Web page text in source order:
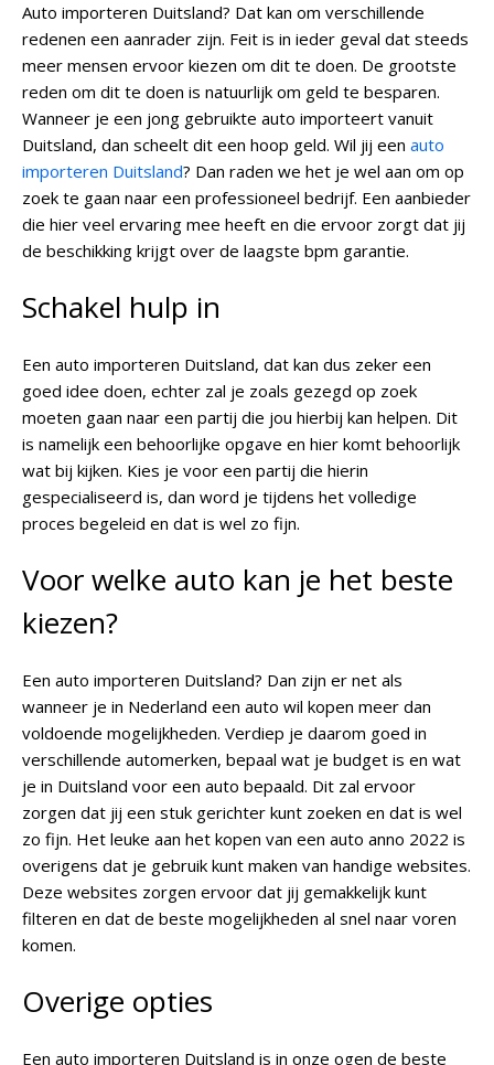
Auto importeren Duitsland? Dat kan om verschillende
redenen een aanrader zijn. Feit is in ieder geval dat steeds
meer mensen ervoor kiezen om dit te doen. De grootste
reden om dit te doen is natuurlijk om geld te besparen.
Wanneer je een jong gebruikte auto importeert vanuit
Duitsland, dan scheelt dit een hoop geld. Wil jij een auto
importeren Duitsland? Dan raden we het je wel aan om op
zoek te gaan naar een professioneel bedrijf. Een aanbieder
die hier veel ervaring mee heeft en die ervoor zorgt dat jij
de beschikking krijgt over de laagste bpm garantie.
Schakel hulp in
Een auto importeren Duitsland, dat kan dus zeker een
goed idee doen, echter zal je zoals gezegd op zoek
moeten gaan naar een partij die jou hierbij kan helpen. Dit
is namelijk een behoorlijke opgave en hier komt behoorlijk
wat bij kijken. Kies je voor een partij die hierin
gespecialiseerd is, dan word je tijdens het volledige
proces begeleid en dat is wel zo fijn.
Voor welke auto kan je het beste
kiezen?
Een auto importeren Duitsland? Dan zijn er net als
wanneer je in Nederland een auto wil kopen meer dan
voldoende mogelijkheden. Verdiep je daarom goed in
verschillende automerken, bepaal wat je budget is en wat
je in Duitsland voor een auto bepaald. Dit zal ervoor
zorgen dat jij een stuk gerichter kunt zoeken en dat is wel
zo fijn. Het leuke aan het kopen van een auto anno 2022 is
overigens dat je gebruik kunt maken van handige websites.
Deze websites zorgen ervoor dat jij gemakkelijk kunt
filteren en dat de beste mogelijkheden al snel naar voren
komen.
Overige opties
Een auto importeren Duitsland is in onze ogen de beste